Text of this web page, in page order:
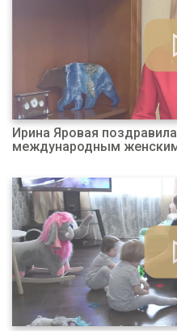
Ирина Яровая
международным